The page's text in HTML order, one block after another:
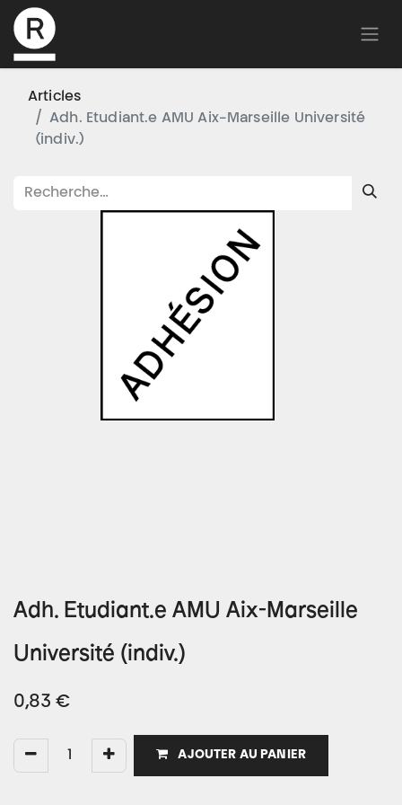
Articles
Adh. Etudiant.e AMU Aix-Marseille Université
(indiv.)
Adh. Etudiant.e AMU Aix-Marseille
Université (indiv.)
0,83 €
AJOUTER AU PANIER